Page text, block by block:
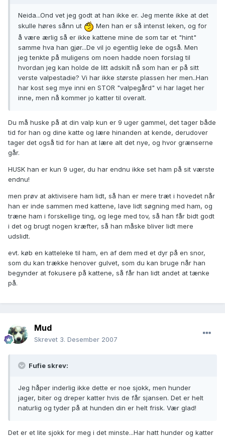
Neida...Ond vet jeg godt at han ikke er. Jeg mente ikke at det
skulle høres sånn ut
Men han er så intenst leken, og for
å være ærlig så er ikke kattene mine de som tar et "hint"
samme hva han gjør...De vil jo egentlig leke de også. Men
jeg tenkte på muligens om noen hadde noen forslag til
hvordan jeg kan holde de litt adskilt nå som han er på sitt
verste valpestadie? Vi har ikke største plassen her men..Han
har kost seg mye inni en STOR "valpegård" vi har laget her
inne, men nå kommer jo katter til overalt.
Du må huske på at din valp kun er 9 uger gammel, det tager både
tid for han og dine katte og lære hinanden at kende, derudover
tager det også tid for han at lære alt det nye, og hvor grænserne
går.
HUSK han er kun 9 uger, du har endnu ikke set ham på sit værste
endnu!
men prøv at aktivisere ham lidt, så han er mere træt i hovedet når
han er inde sammen med kattene, lave lidt søgning med ham, og
træne ham i forskellige ting, og lege med tov, så han får bidt godt
i det og brugt nogen kræfter, så han måske bliver lidt mere
udslidt.
evt. køb en katteleke til ham, en af dem med et dyr på en snor,
som du kan trække henover gulvet, som du kan bruge når han
begynder at fokusere på kattene, så får han lidt andet at tænke
på.
Mud
Skrevet 3. Desember 2007
Fufie skrev:
Jeg håper inderlig ikke dette er noe sjokk, men hunder
jager, biter og dreper katter hvis de får sjansen. Det er helt
naturlig og tyder på at hunden din er helt frisk. Vær glad!
Det er et lite sjokk for meg i det minste...Har hatt hunder og katter